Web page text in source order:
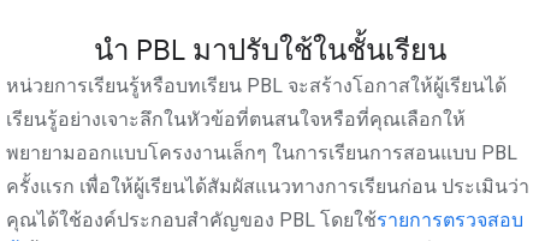
นำ PBL มาปรับใช้ในชั้นเรียน
หน่วยการเรียนรู้หรือบทเรียน PBL จะสร้างโอกาสให้ผู้เรียนได้
เรียนรู้อย่างเจาะลึกในหัวข้อที่ตนสนใจหรือที่คุณเลือกให้
พยายามออกแบบโครงงานเล็กๆ ในการเรียนการสอนแบบ PBL
ครั้งแรก เพื่อให้ผู้เรียนได้สัมผัสแนวทางการเรียนก่อน ประเมินว่า
คุณได้ใช้องค์ประกอบสำคัญของ PBL โดยใช้รายการตรวจสอบ